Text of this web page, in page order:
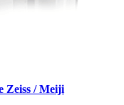
Zeiss / Meiji